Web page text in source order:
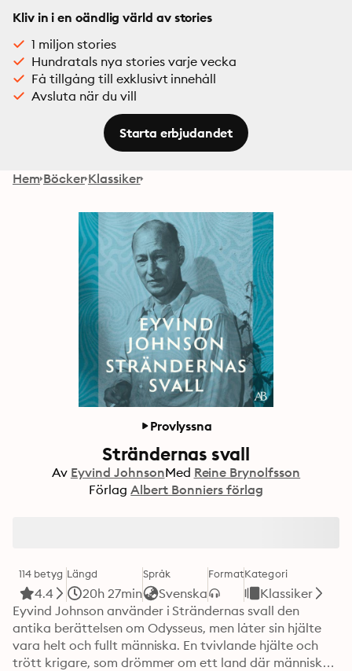
Kliv in i en oändlig värld av stories
1 miljon stories
Hundratals nya stories varje vecka
Få tillgång till exklusivt innehåll
Avsluta när du vill
Starta erbjudandet
Hem Böcker Klassiker
Provlyssna
Strändernas svall
Av Eyvind JohnsonMed Reine Brynolfsson
Förlag Albert Bonniers förlag
114 betyg
4.4
Längd
20h 27min
Språk
Svenska
FormatKategori
Klassiker
Eyvind Johnson använder i Strändernas svall den
antika berättelsen om Odysseus, men låter sin hjälte
vara helt och fullt människa. En tvivlande hjälte och
trött krigare, som drömmer om ett land där människor